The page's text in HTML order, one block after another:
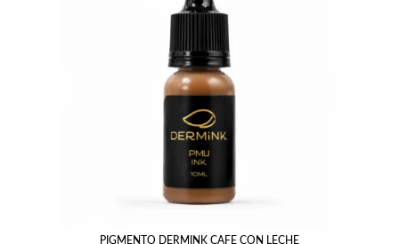
PIGMENTO DERMINK CAFE CON LECHE